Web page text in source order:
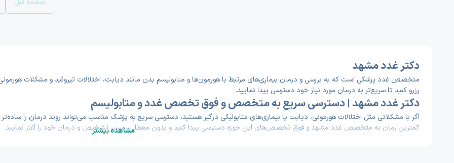
صفحه قبل
دکتر غدد مشهد
متخصص غدد پزشکی است که به بررسی و درمان بیماری‌های مرتبط با هورمون‌ها و متابولیسم بدن مانند دیابت، اختلالات تیروئید و مشکلات
رزرو کنید تا سریع‌تر به درمان مورد نیاز خود دسترسی پیدا نمایید.
دکتر غدد مشهد | دسترسی سریع به متخصص و فوق تخصص غدد و متابولیسم
اگر با مشکلاتی مثل اختلالات هورمونی، دیابت یا بیماری‌های متابولیکی درگیر هستید، دسترسی سریع به پزشک مناسب می‌تواند روند درمان را
کمترین زمان به متخصص غدد مشهد و فوق تخصص‌های این حوزه دسترسی پیدا کنید و بدون معطلی، مسیر تشخیص و درمان خود را آغاز نمایید.
مشاهده بیشتر